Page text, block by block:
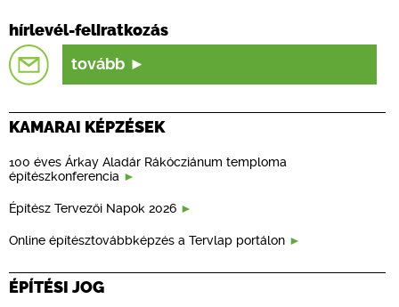
hírlevél-feliratkozás
tovább
KAMARAI KÉPZÉSEK
100 éves Árkay Aladár Rákócziánum temploma
építészkonferencia
Építész Tervezői Napok 2026
Online építésztovábbképzés a Tervlap portálon
ÉPÍTÉSI JOG